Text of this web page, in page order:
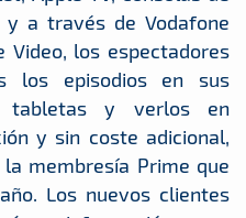
y a través de Vodafone
Video, los espectadores
los episodios en sus
tabletas y verlos en
y sin coste adicional,
membresía Prime que
Los nuevos clientes